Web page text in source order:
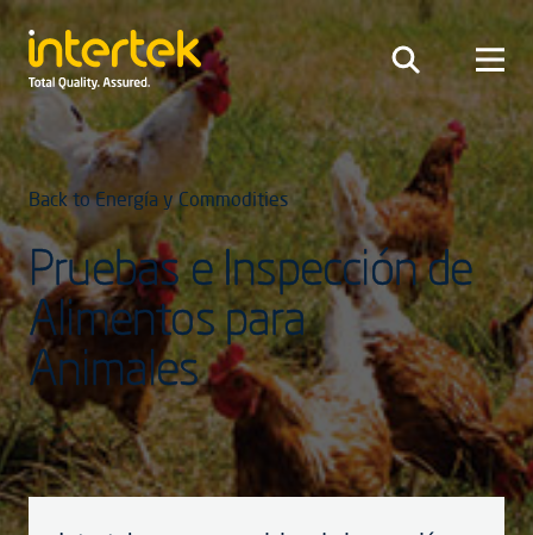
Back to Energía y Commodities
Pruebas e Inspección de
Alimentos para
Animales